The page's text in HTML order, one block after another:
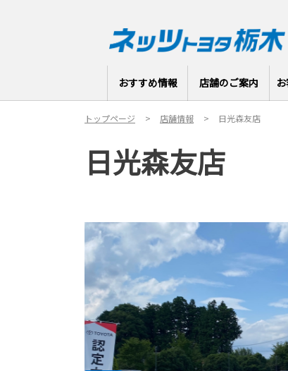
おすすめ情報 店舗のご案内
トップページ 店舗情報 日光森友店
日光森友店